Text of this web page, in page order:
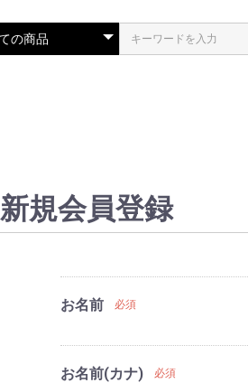
新規会員登録
お名前 必須
お名前(カナ) 必須